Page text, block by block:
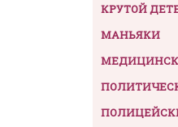
КРУТОЙ
МАНЬЯКИ